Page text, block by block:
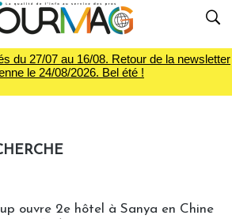
du 27/07 au 16/08. Retour de la newsletter
le 24/08/2026. Bel été !
ouvre 2e hôtel à Sanya en Chine